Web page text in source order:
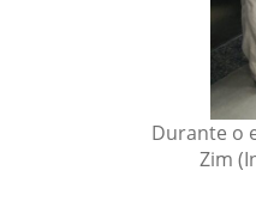
Durante o
Zim